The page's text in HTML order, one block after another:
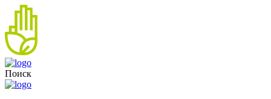
Поиск